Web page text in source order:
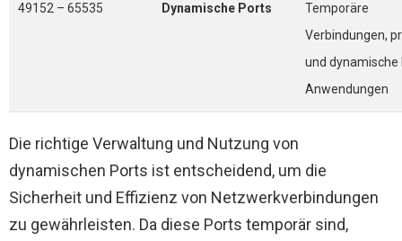
49152 – 65535 Dynamische Ports
Temporäre
Verbindungen,
und dynamische
Anwendungen
Die richtige Verwaltung und Nutzung von
dynamischen Ports ist entscheidend, um die
Sicherheit und Effizienz von Netzwerkverbindungen
zu gewährleisten. Da diese Ports temporär sind,